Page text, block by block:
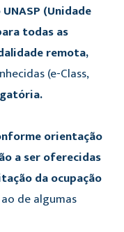
(Unidade
todas as
remota,
(e-Class,
orientação
a ser oferecidas
da ocupação
de algumas